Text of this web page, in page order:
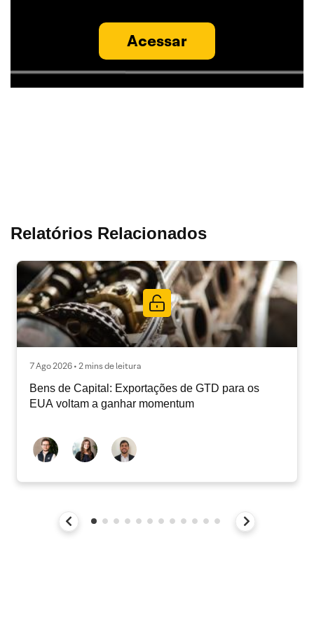
Acessar
Relatórios Relacionados
7 Ago 2026 • 2 mins de leitura
Bens de Capital: Exportações de GTD para os
EUA voltam a ganhar momentum